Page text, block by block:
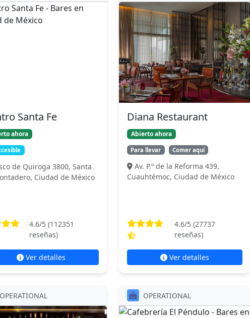
Santa Fe
ahora
de Quiroga 3800, Santa
Ciudad de México
4.6/5 (112351
reseñas)
Ver detalles
Diana Restaurant
Abierto ahora
Para llevar Comer aquí
Av. P.º de la Reforma 439,
Cuauhtémoc, Ciudad de México
4.6/5 (27737
reseñas)
Ver detalles
OPERATIONAL OPERATIONAL